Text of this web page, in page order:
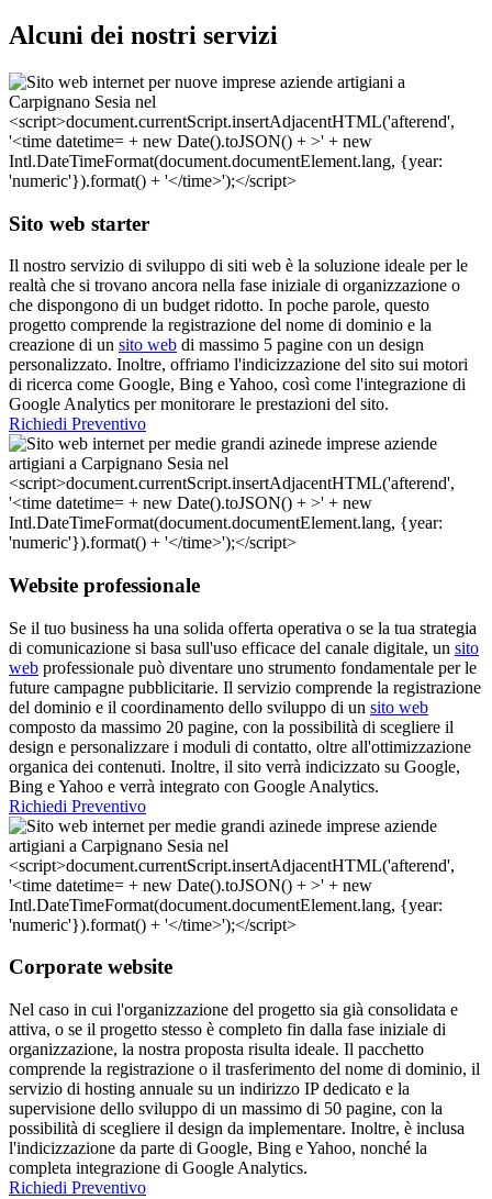
Alcuni dei nostri servizi
Sito web starter
Il nostro servizio di sviluppo di siti web è la soluzione ideale per le
realtà che si trovano ancora nella fase iniziale di organizzazione o
che dispongono di un budget ridotto. In poche parole, questo
progetto comprende la registrazione del nome di dominio e la
creazione di un sito web di massimo 5 pagine con un design
personalizzato. Inoltre, offriamo l'indicizzazione del sito sui motori
di ricerca come Google, Bing e Yahoo, così come l'integrazione di
Google Analytics per monitorare le prestazioni del sito.
Richiedi Preventivo
Website professionale
Se il tuo business ha una solida offerta operativa o se la tua strategia
di comunicazione si basa sull'uso efficace del canale digitale, un sito
web professionale può diventare uno strumento fondamentale per le
future campagne pubblicitarie. Il servizio comprende la registrazione
del dominio e il coordinamento dello sviluppo di un sito web
composto da massimo 20 pagine, con la possibilità di scegliere il
design e personalizzare i moduli di contatto, oltre all'ottimizzazione
organica dei contenuti. Inoltre, il sito verrà indicizzato su Google,
Bing e Yahoo e verrà integrato con Google Analytics.
Richiedi Preventivo
Corporate website
Nel caso in cui l'organizzazione del progetto sia già consolidata e
attiva, o se il progetto stesso è completo fin dalla fase iniziale di
organizzazione, la nostra proposta risulta ideale. Il pacchetto
comprende la registrazione o il trasferimento del nome di dominio, il
servizio di hosting annuale su un indirizzo IP dedicato e la
supervisione dello sviluppo di un massimo di 50 pagine, con la
possibilità di scegliere il design da implementare. Inoltre, è inclusa
l'indicizzazione da parte di Google, Bing e Yahoo, nonché la
completa integrazione di Google Analytics.
Richiedi Preventivo